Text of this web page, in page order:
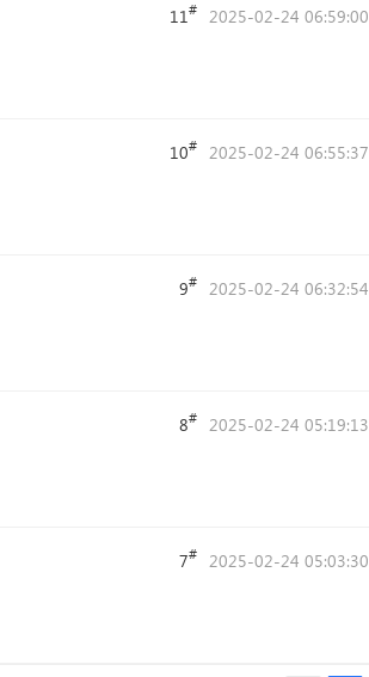
11# 2025-02-24 06:59:00
10# 2025-02-24 06:55:37
9# 2025-02-24 06:32:54
8# 2025-02-24 05:19:13
7# 2025-02-24 05:03:30